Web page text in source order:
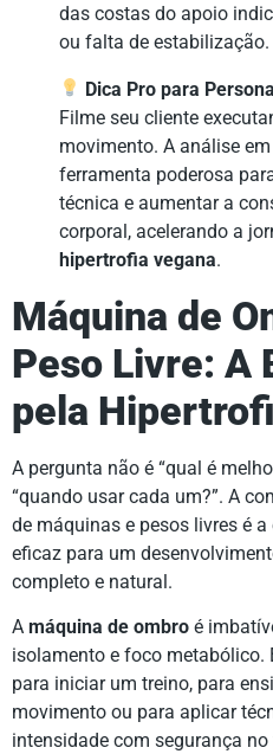
das costas do apoio
ou falta de estabilização.
Dica Pro para
Filme seu cliente
movimento. A análise
ferramenta poderosa
técnica e aumentar a
corporal, acelerando a
hipertrofia vegana.
Máquina de
Peso Livre: A
pela
A pergunta não é “qual é
“quando usar cada um?”. A
de máquinas e pesos livres é
eficaz para um
completo e natural.
A máquina de ombro é
isolamento e foco metabólico.
para iniciar um treino, para
movimento ou para aplicar
intensidade com segurança